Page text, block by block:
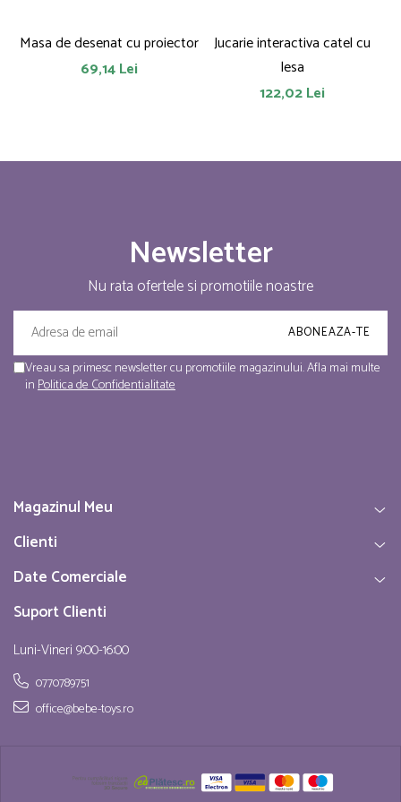
Masa de desenat cu proiector
69,14 Lei
Jucarie interactiva catel cu
lesa
122,02 Lei
Newsletter
Nu rata ofertele si promotiile noastre
Vreau sa primesc newsletter cu promotiile magazinului. Afla mai multe
inPolitica de Confidentialitate
Magazinul Meu
Clienti
Date Comerciale
Suport Clienti
Luni-Vineri 9:00-16:00
0770789751
office@bebe-toys.ro